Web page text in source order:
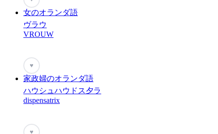
女のオランダ語
ヴラウ
VROUW
♥
家政婦のオランダ語
ハウシュハウドス夕ラ
dispensatrix
♥